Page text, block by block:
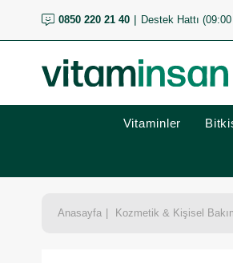
0850 220 21 40 Destek Hattı
Vitaminler
Anasayfa Kozmetik & Kişisel